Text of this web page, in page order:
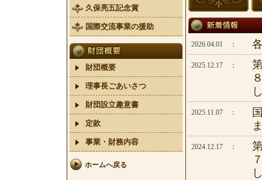
久保亮五記念賞
国際交流事業の援助
財団概要
理事長ごあいさつ
財団設立趣意書
定款
事業・財務内容
ホームへ戻る
2026.04.01 ：
2025.12.17 ：
2025.11.07 ：
2024.12.17 ：